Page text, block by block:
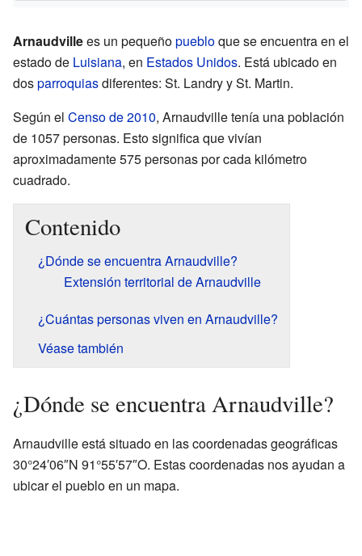
Arnaudvillees un pequeñopuebloque se encuentra en el
estado de Luisiana, en Estados Unidos. Está ubicado en
dosparroquiasdiferentes: St. Landry y St. Martin.
Según el Censo de 2010, Arnaudville tenía una población
de 1057 personas. Esto significa que vivían
aproximadamente 575 personas por cada kilómetro
cuadrado.
Contenido
¿Dónde se encuentra Arnaudville?
Extensión territorial de Arnaudville
¿Cuántas personas viven en Arnaudville?
Véase también
¿Dónde se encuentra Arnaudville?
Arnaudville está situado en las coordenadas geográficas
30°24′06″N 91°55′57″O. Estas coordenadas nos ayudan a
ubicar el pueblo en un mapa.